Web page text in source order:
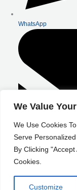
We Value
We Use Cookies
Serve
By Clicking
Cookies.
Customize
WhatsApp